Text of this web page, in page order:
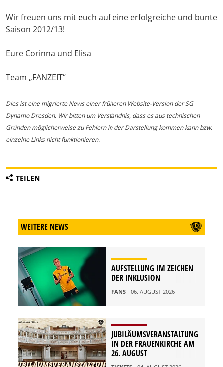
Wir freuen uns mit euch auf eine erfolgreiche und bunte
Saison 2012/13!
Eure Corinna und Elisa
Team „FANZEIT“
Dies ist eine migrierte News einer früheren Website-Version der SG
Dynamo Dresden. Wir bitten um Verständnis, dass es aus technischen
Gründen möglicherweise zu Fehlern in der Darstellung kommen kann bzw.
einzelne Links nicht funktionieren.
TEILEN
WEITERE NEWS
AUFSTELLUNG IM ZEICHEN
DER INKLUSION
FANS - 06. AUGUST 2026
JUBILÄUMSVERANSTALTUNG
IN DER FRAUENKIRCHE AM
26. AUGUST